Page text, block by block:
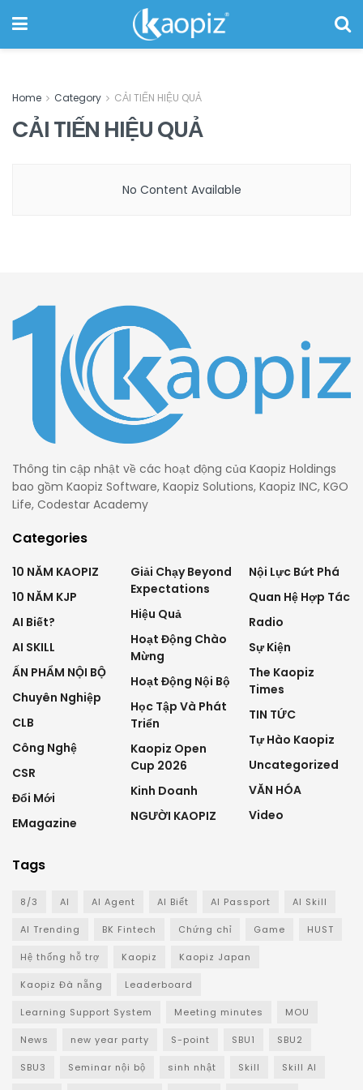
Home Category CẢI TIẾN HIỆU QUẢ
CẢI TIẾN HIỆU QUẢ
No Content Available
Thông tin cập nhật về các hoạt động của Kaopiz Holdings
bao gồm Kaopiz Software, Kaopiz Solutions, Kaopiz INC, KGO
Life, Codestar Academy
Categories
10 NĂM KAOPIZ
10 NĂM KJP
AI Biết?
AI SKILL
ẤN PHẨM NỘI BỘ
Chuyên Nghiệp
CLB
Công Nghệ
CSR
Đổi Mới
EMagazine
Giải Chạy Beyond
Expectations
Hiệu Quả
Hoạt Động Chào
Mừng
Hoạt Động Nội Bộ
Học Tập Và Phát
Triển
Kaopiz Open
Cup 2026
Kinh Doanh
NGƯỜI KAOPIZ
Nội Lực Bứt Phá
Quan Hệ Hợp Tác
Radio
Sự Kiện
The Kaopiz
Times
TIN TỨC
Tự Hào Kaopiz
Uncategorized
VĂN HÓA
Video
Tags
8/3 AI AI Agent AI Biết AI Passport AI Skill
AI Trending BK Fintech Chứng chỉ Game HUST
Hệ thống hỗ trợ Kaopiz Kaopiz Japan
Kaopiz Đà nẵng Leaderboard
Learning Support System Meeting minutes MOU
News new year party S-point SBU1 SBU2
SBU3 Seminar nội bộ sinh nhật Skill Skill AI